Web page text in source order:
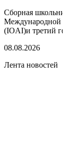
Сборная
Международной
(IOAI)и третий
08.08.2026
Лента новостей